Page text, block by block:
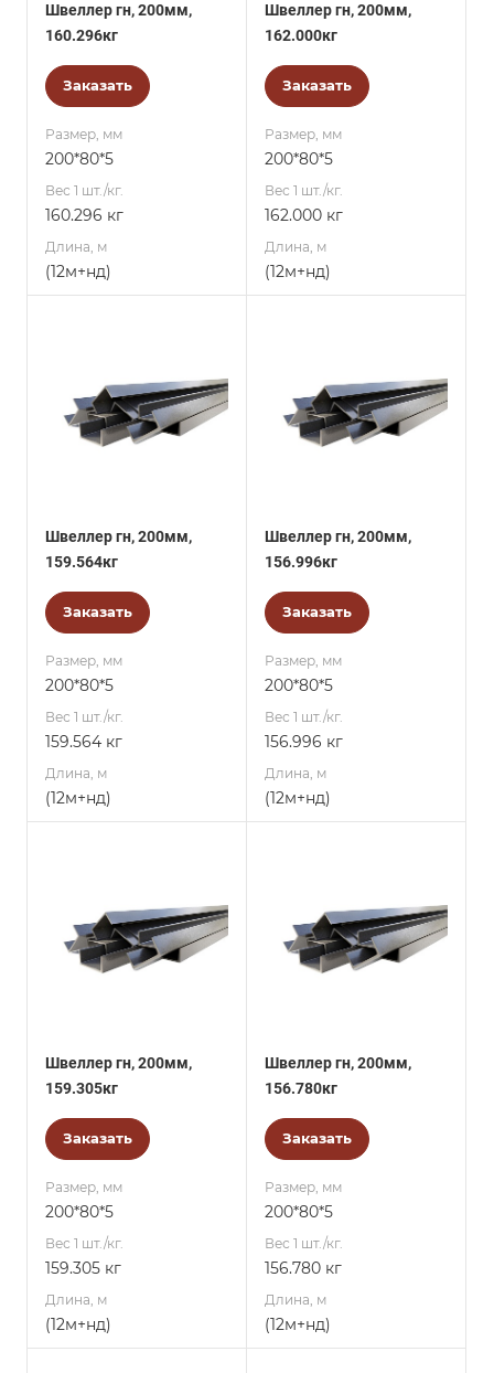
Швеллер гн, 200мм,
160.296кг
Заказать
Размер, мм
200*80*5
Вес 1 шт./кг.
160.296 кг
Длина, м
(12м+нд)
Швеллер гн, 200мм,
162.000кг
Заказать
Размер, мм
200*80*5
Вес 1 шт./кг.
162.000 кг
Длина, м
(12м+нд)
Швеллер гн, 200мм,
159.564кг
Заказать
Размер, мм
200*80*5
Вес 1 шт./кг.
159.564 кг
Длина, м
(12м+нд)
Швеллер гн, 200мм,
156.996кг
Заказать
Размер, мм
200*80*5
Вес 1 шт./кг.
156.996 кг
Длина, м
(12м+нд)
Швеллер гн, 200мм,
159.305кг
Заказать
Размер, мм
200*80*5
Вес 1 шт./кг.
159.305 кг
Длина, м
(12м+нд)
Швеллер гн, 200мм,
156.780кг
Заказать
Размер, мм
200*80*5
Вес 1 шт./кг.
156.780 кг
Длина, м
(12м+нд)